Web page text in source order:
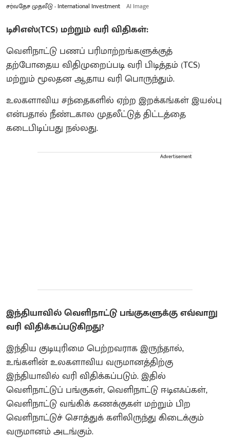
சர்வதேச முதலீடு - International Investment AI Image
டிசிஎஸ்(TCS) மற்றும் வரி விதிகள்:
வெளிநாட்டு பணப் பரிமாற்றங்களுக்குத்
தற்போதைய விதிமுறைப்படி வரி பிடித்தம் (TCS)
மற்றும் மூலதன ஆதாய வரி பொருந்தும்.
உலகளாவிய சந்தைகளில் ஏற்ற இறக்கங்கள் இயல்பு
என்பதால் நீண்டகால முதலீட்டுத் திட்டத்தை
கடைபிடிப்பது நல்லது.
Advertisement
இந்தியாவில் வெளிநாட்டு பங்குகளுக்கு எவ்வாறு
வரி விதிக்கப்படுகிறது?
இந்திய குடியுரிமை பெற்றவராக இருந்தால்,
உங்களின் உலகளாவிய வருமானத்திற்கு
இந்தியாவில் வரி விதிக்கப்படும். இதில்
வெளிநாட்டுப் பங்குகள், வெளிநாட்டு ஈடிஎஃப்கள்,
வெளிநாட்டு வங்கிக் கணக்குகள் மற்றும் பிற
வெளிநாட்டுச் சொத்துக் களிலிருந்து கிடைக்கும்
வருமானம் அடங்கும்.